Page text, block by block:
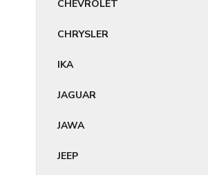
CHEVROLET
CHRYSLER
IKA
JAGUAR
JAWA
JEEP